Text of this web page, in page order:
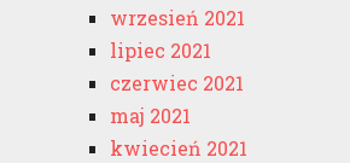
wrzesień 2021
lipiec 2021
czerwiec 2021
maj 2021
kwiecień 2021